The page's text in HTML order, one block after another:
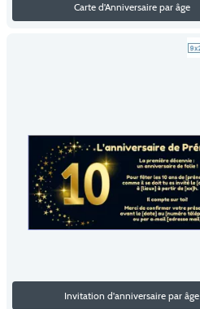
Carte d'Anniversaire par âge
Invitation d'anniversaire par âge